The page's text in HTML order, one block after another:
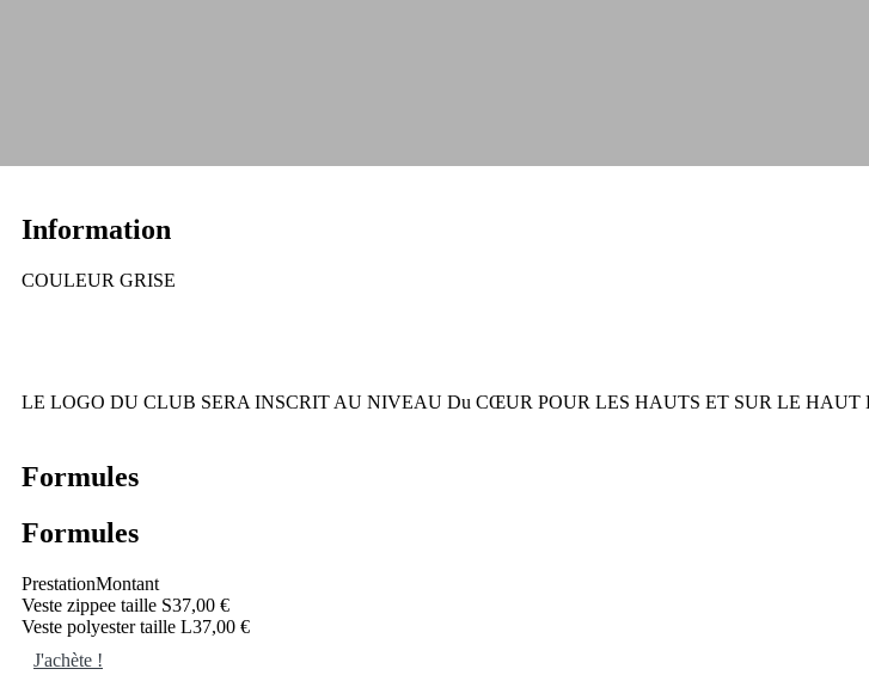
Information
COULEUR GRISE
LE LOGO DU CLUB SERA INSCRIT AU NIVEAU Du CŒUR POUR LES HAUTS ET SUR LE HAUT
Formules
Formules
PrestationMontant
Veste zippee taille S37,00 €
Veste polyester taille L37,00 €
J'achète !